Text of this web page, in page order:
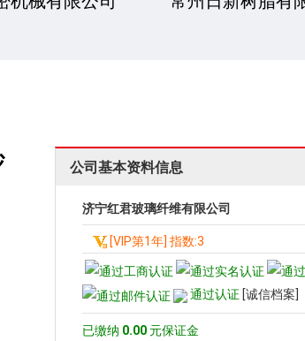
公司基本资料信息
济宁红君玻璃纤维有限公司
[VIP第1年] 指数:3
通过认证 [诚信档案]
已缴纳 0.00 元保证金